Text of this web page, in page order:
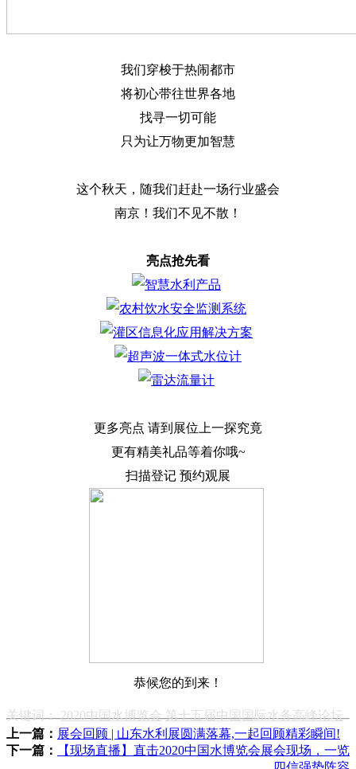
我们穿梭于热闹都市
将初心带往世界各地
找寻一切可能
只为让万物更加智慧
这个秋天，随我们赶赴一场行业盛会
南京！我们不见不散！
亮点抢先看
更多亮点 请到展位上一探究竟
更有精美礼品等着你哦~
扫描登记 预约观展
恭候您的到来！
关键词：2020中国水博览会 第十五届中国国际水务高峰论坛
上一篇： 展会回顾 | 山东水利展圆满落幕,一起回顾精彩瞬间!
下一篇：
【现场直播】直击2020中国水博览会展会现场，一览